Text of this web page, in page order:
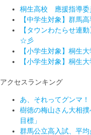
桐生高校 應援指導委
【中学生対象】群馬
【タウンわたらせ連
☆彡
【小学生対象】桐生
【小学生対象】桐生
アクセスランキング
あ、それってグンマ
樹徳の梅山さん大相
目標」
群馬公立高入試、平